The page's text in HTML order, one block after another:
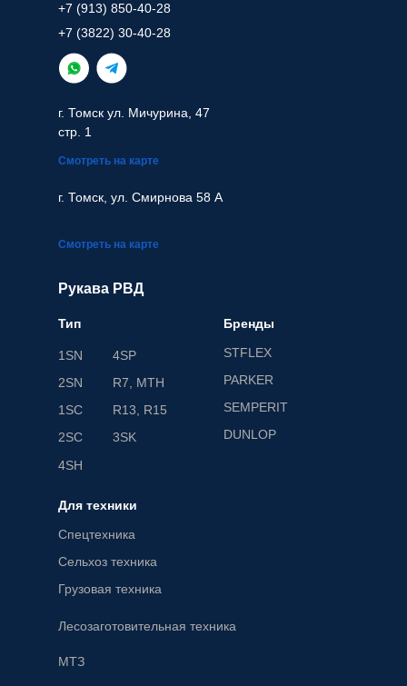
Рукава РВД
Тип
г. Томск ул. Мичурина, 47
стр. 1
г. Томск, ул. Смирнова 58 А
Спецтехника
1SN
2SN
1SC
2SC
4SH
4SP
R7, MTH
R13, R15
3SK
Смотреть на карте
Сельхоз техника
Смотреть на карте
Грузовая техника
Лесозаготовительная техника
Для техники
+7 (913) 850-40-28
STFLEX
+7 (3822) 30-40-28
PARKER
SEMPERIT
DUNLOP
Бренды
МТЗ